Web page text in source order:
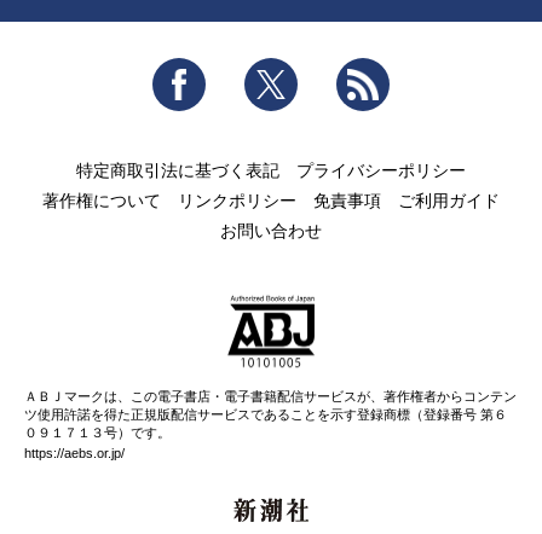
Facebook Twitter
特定商取引法に基づく表記
プライバシーポリシー
著作権について
リンクポリシー 免責事項
ご利用ガイド
お問い合わせ
ＡＢＪマークは、この電子書店・電子書籍配信サービスが、著作権者からコンテン
ツ使用許諾を得た正規版配信サービスであることを示す登録商標（登録番号 第６
０９１７１３号）です。
https://aebs.or.jp/